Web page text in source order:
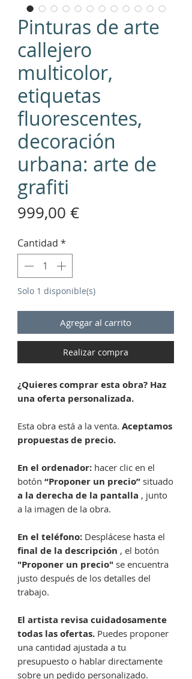
Pinturas de arte
callejero
multicolor,
etiquetas
fluorescentes,
decoración
urbana: arte de
grafiti
999,00 €Precio
Cantidad *
Solo 1 disponible(s)
Agregar al carrito
Realizar compra
¿Quieres comprar esta obra? Haz
una oferta personalizada.
Esta obra está a la venta. Aceptamos
propuestas de precio.
En el ordenador: hacer clic en el
botón “Proponer un precio” situado
a la derecha de la pantalla , junto
a la imagen de la obra.
En el teléfono: Desplácese hasta el
final de la descripción , el botón
"Proponer un precio" se encuentra
justo después de los detalles del
trabajo.
El artista revisa cuidadosamente
todas las ofertas. Puedes proponer
una cantidad ajustada a tu
presupuesto o hablar directamente
sobre un pedido personalizado.